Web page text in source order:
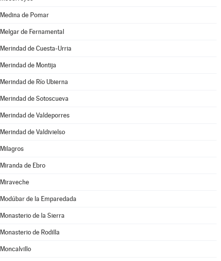
Medina de Pomar
Melgar de Fernamental
Merindad de Cuesta-Urria
Merindad de Montija
Merindad de Río Ubierna
Merindad de Sotoscueva
Merindad de Valdeporres
Merindad de Valdivielso
Milagros
Miranda de Ebro
Miraveche
Modúbar de la Emparedada
Monasterio de la Sierra
Monasterio de Rodilla
Moncalvillo